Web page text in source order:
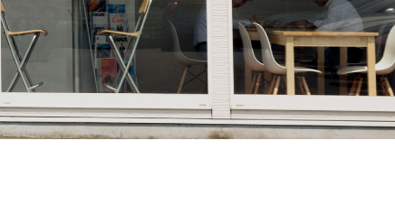
HEICO SPORTIV お客様の声
注文販売
カスタマイズの
お問い合わせ
板金塗装の